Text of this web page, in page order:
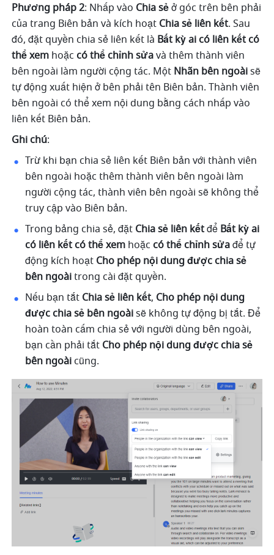
Phương pháp 2: Nhấp vào Chia sẻ ở góc trên bên phải
của trang Biên bản và kích hoạt Chia sẻ liên kết. Sau
đó, đặt quyền chia sẻ liên kết là Bất kỳ ai có liên kết có
thể xem hoặc có thể chỉnh sửa và thêm thành viên
bên ngoài làm người cộng tác. Một Nhãn bên ngoài sẽ
tự động xuất hiện ở bên phải tên Biên bản. Thành viên
bên ngoài có thể xem nội dung bằng cách nhấp vào
liên kết Biên bản.
Ghi chú:
Trừ khi bạn chia sẻ liên kết Biên bản với thành viên
bên ngoài hoặc thêm thành viên bên ngoài làm
người cộng tác, thành viên bên ngoài sẽ không thể
truy cập vào Biên bản.
Trong bảng chia sẻ, đặt Chia sẻ liên kết để Bất kỳ ai
có liên kết có thể xem hoặc có thể chỉnh sửa để tự
động kích hoạt Cho phép nội dung được chia sẻ
bên ngoài trong cài đặt quyền.
Nếu bạn tắt Chia sẻ liên kết, Cho phép nội dung
được chia sẻ bên ngoài sẽ không tự động bị tắt. Để
hoàn toàn cấm chia sẻ với người dùng bên ngoài,
bạn cần phải tắt Cho phép nội dung được chia sẻ
bên ngoài cũng.